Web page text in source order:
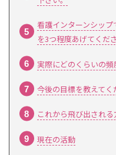
看護インターンシッ
を3つ程度あげてくださ
実際にどのくらいの
今後の目標を教えてく
これから飛び出される
現在の活動